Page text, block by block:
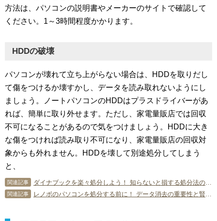
方法は、パソコンの説明書やメーカーのサイトで確認して
ください。1～3時間程度かかります。
HDDの破壊
パソコンが壊れて立ち上がらない場合は、HDDを取りだし
て傷をつけるか壊すかし、データを読み取れないようにし
ましょう。ノートパソコンのHDDはプラスドライバーがあ
れば、簡単に取り外せます。ただし、家電量販店では回収
不可になることがあるので気をつけましょう。HDDに大き
な傷をつければ読み取り不可になり、家電量販店の回収対
象からも外れません。HDDを壊して別途処分してしまう
と、
関連記事
関連記事